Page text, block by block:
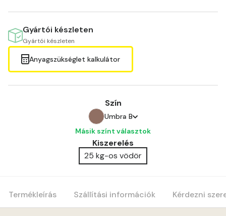
Gyártói készleten
Gyártói készleten
Anyagszükséglet kalkulátor
Szín
Umbra B
Anticred A
Antimony A
Másik színt választok
Kiszerelés
25 kg-os vödör
Termékleírás Szállítási információk Kérdezni